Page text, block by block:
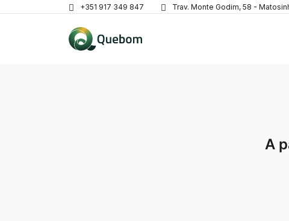
+351 917 349 847 Trav. Monte Godim, 58 -
A